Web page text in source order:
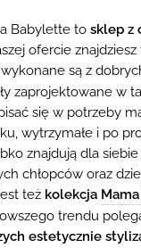
Babylette to sklep z
ofercie
wykonane są z
zaprojektowane w
się w potrzeby
wytrzymałe i po
znajdują dla
chłopców oraz
też kolekcja
trendu
estetycznie